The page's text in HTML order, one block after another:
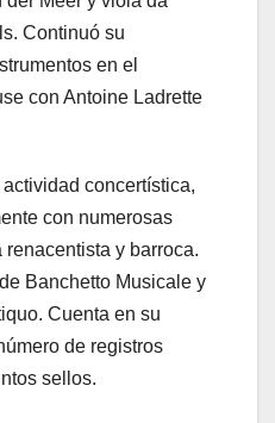
Continuó su
en el
con Antoine Ladrette
concertística,
con numerosas
y barroca.
Banchetto Musicale y
Cuenta en su
de registros
sellos.